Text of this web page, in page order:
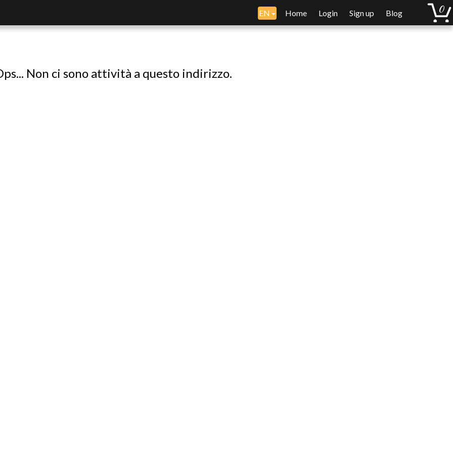
EN Home Login Sign up Blog
Non ci sono attività a questo indirizzo.